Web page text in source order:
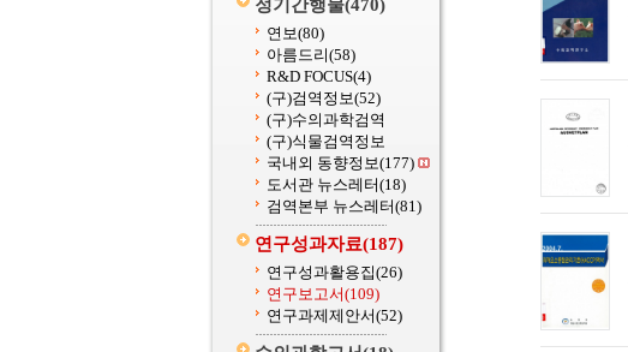
정기간행물(470)
연보(80)
아름드리(58)
R&D FOCUS(4)
(구)검역정보(52)
(구)수의과학검역
(구)식물검역정보
국내외 동향정보(177)
도서관 뉴스레터(18)
검역본부 뉴스레터(81)
연구성과자료(187)
연구성과활용집(26)
연구보고서(109)
연구과제제안서(52)